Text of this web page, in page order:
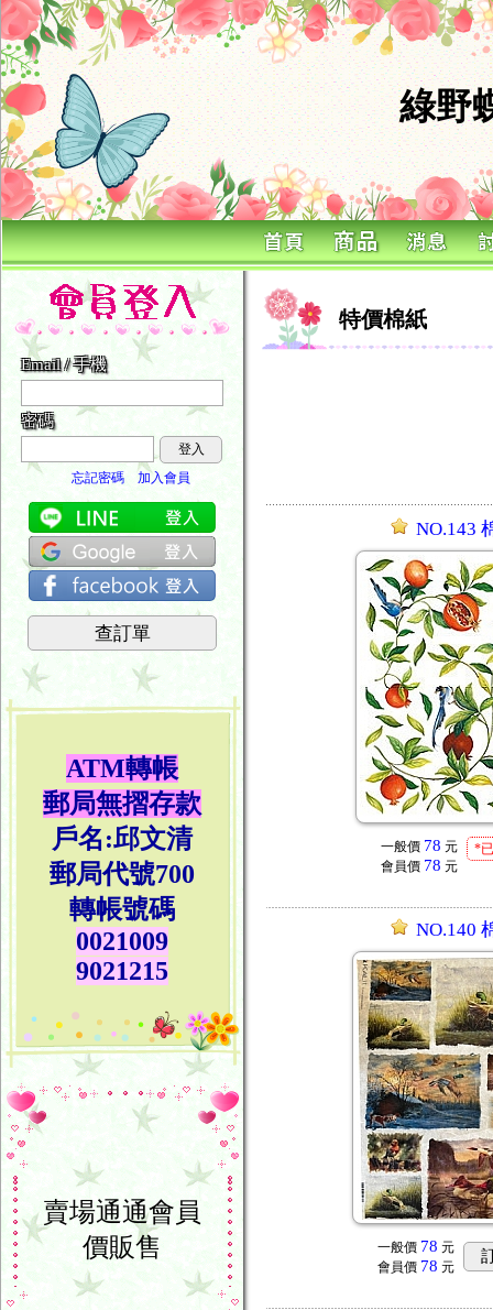
綠野
Email / 手機
密碼
登入
忘記密碼
加入會員
查訂單
ATM轉帳
郵局無摺存款
戶名:邱文清
郵局代號700
轉帳號碼
0021009
9021215
賣場通通會員
價販售
特價棉紙
NO.143
一般價 78 元
會員價 78 元
*
NO.140
一般價 78 元
會員價 78 元